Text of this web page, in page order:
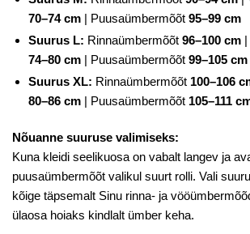
70–74 cm | Puusaümbermõõt 95–99 cm
Suurus L: Rinnaümbermõõt 96–100 cm
74–80 cm | Puusaümbermõõt 99–105 cm
Suurus XL: Rinnaümbermõõt 100–106
80–86 cm | Puusaümbermõõt 105–111
Nõuanne suuruse valimiseks:
Kuna kleidi seelikuosa on vabalt langev ja
puusaümbermõõt valikul suurt rolli. Vali
kõige täpsemalt Sinu rinna- ja
ülaosa hoiaks kindlalt ümber keha.